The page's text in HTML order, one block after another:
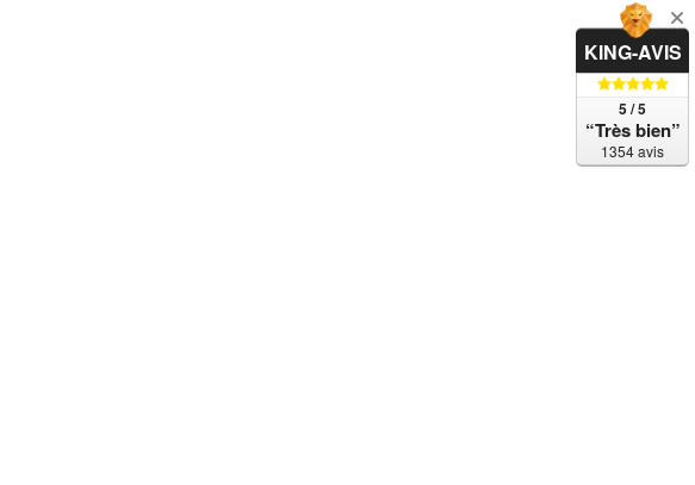
KING-AVIS
5 / 5
“Très bien”
1354 avis